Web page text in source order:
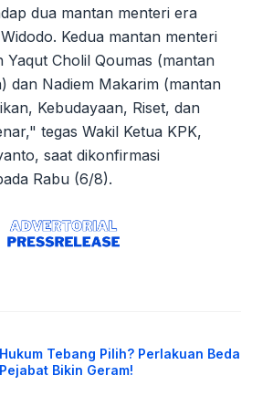
dua mantan menteri era
Kedua mantan menteri
Yaqut Cholil Qoumas (mantan
dan Nadiem Makarim (mantan
Kebudayaan, Riset, dan
tegas Wakil Ketua KPK,
saat dikonfirmasi
Rabu (6/8).
Hukum Tebang Pilih? Perlakuan Beda
Pejabat Bikin Geram!